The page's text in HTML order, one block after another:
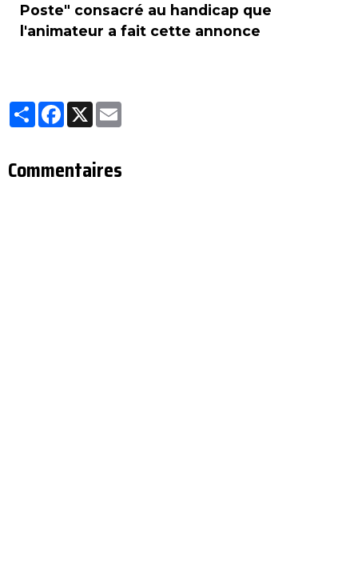
Poste" consacré au handicap que
l'animateur a fait cette annonce
Partager
Facebook
X
Commentaires